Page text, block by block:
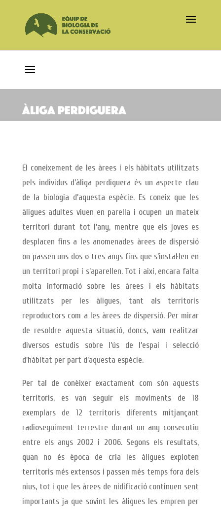
Àliga perdiguera
El coneixement de les àrees i els hàbitats utilitzats
pels individus d’àliga perdiguera és un aspecte clau
de la biologia d’aquesta espècie. Es coneix que les
àligues adultes viuen en parella i ocupen un mateix
territori durant tot l’any, mentre que els joves es
desplacen fins a les anomenades àrees de dispersió
on passen uns dos o tres anys fins que s’instal·len en
un territori propi i s’aparellen. Tot i així, encara falta
molta informació sobre les àrees i els hàbitats
utilitzats per les àligues, tant als territoris
reproductors com a les àrees de dispersió. Per mirar
de resoldre aquesta situació, doncs, vam realitzar
diversos estudis sobre l’ús de l’espai i selecció
d’hàbitat per part d’aquesta espècie.
Per tal de conèixer exactament com són aquests
territoris, es van seguir els moviments de 18
exemplars de 12 territoris diferents mitjançant
radioseguiment terrestre durant un any consecutiu
entre els anys 2002 i 2006. Segons els resultats,
quan no és època de cria les àligues exploten
territoris més extensos i passen més temps fora dels
nius, tot i que les àrees de nidificació continuen sent
importants ja que sovint les àligues les empren per